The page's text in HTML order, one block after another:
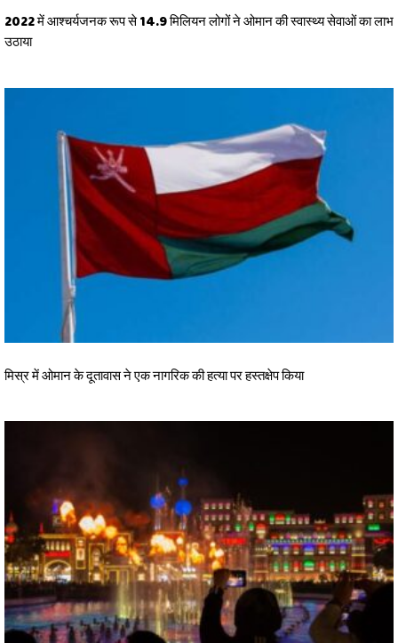
2022 में आश्चर्यजनक रूप से 14.9 मिलियन लोगों ने ओमान की स्वास्थ्य सेवाओं का लाभ
उठाया
मिस्र में ओमान के दूतावास ने एक नागरिक की हत्या पर हस्तक्षेप किया